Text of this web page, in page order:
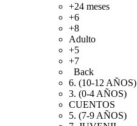
+24 meses
+6
+8
Adulto
+5
+7
Back
6. (10-12 AÑOS)
3. (0-4 AÑOS)
CUENTOS
5. (7-9 AÑOS)